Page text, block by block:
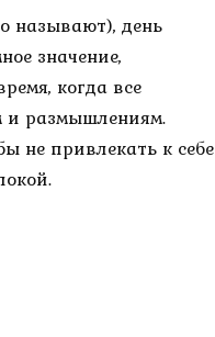
называют), день
значение,
когда все
и размышлениям.
не привлекать к себе